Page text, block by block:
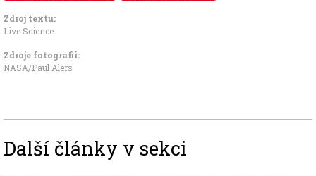
Zdroj textu:
Live Science
Zdroje fotografii:
NASA/Paul Alers
Další články v sekci